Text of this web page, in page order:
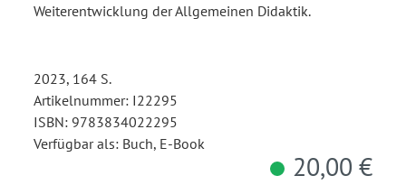
Weiterentwicklung der Allgemeinen Didaktik.
2023, 164 S.
Artikelnummer: I22295
ISBN: 9783834022295
Verfügbar als: Buch, E-Book
20,00 €